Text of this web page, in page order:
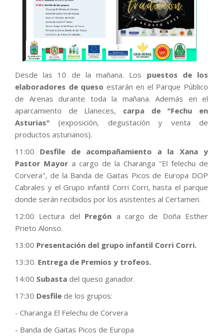
Desde las 10 de la mañana. Los puestos de los
elaboradores de queso estarán en el Parque Público
de Arenas durante toda la mañana. Además en el
aparcamiento de Llaneces, carpa de "Fechu en
Asturias" (exposición, degustación y venta de
productos asturianos).
11:00 Desfile de acompañamiento a la Xana y
Pastor Mayor a cargo de la Charanga "El felechu de
Corvera", de la Banda de Gaitas Picos de Europa DOP
Cabrales y el Grupo infantil Corri Corri, hasta el parque
donde serán recibidos por los asistentes al Certamen.
12:00 Lectura del Pregón a cargo de Doña Esther
Prieto Alonso.
13:00 Presentación del grupo infantil Corri Corri.
13:30. Entrega de Premios y trofeos.
14:00 Subasta del queso ganador.
17:30 Desfile de los grupos:
- Charanga El Felechu de Corvera
- Banda de Gaitas Picos de Europa